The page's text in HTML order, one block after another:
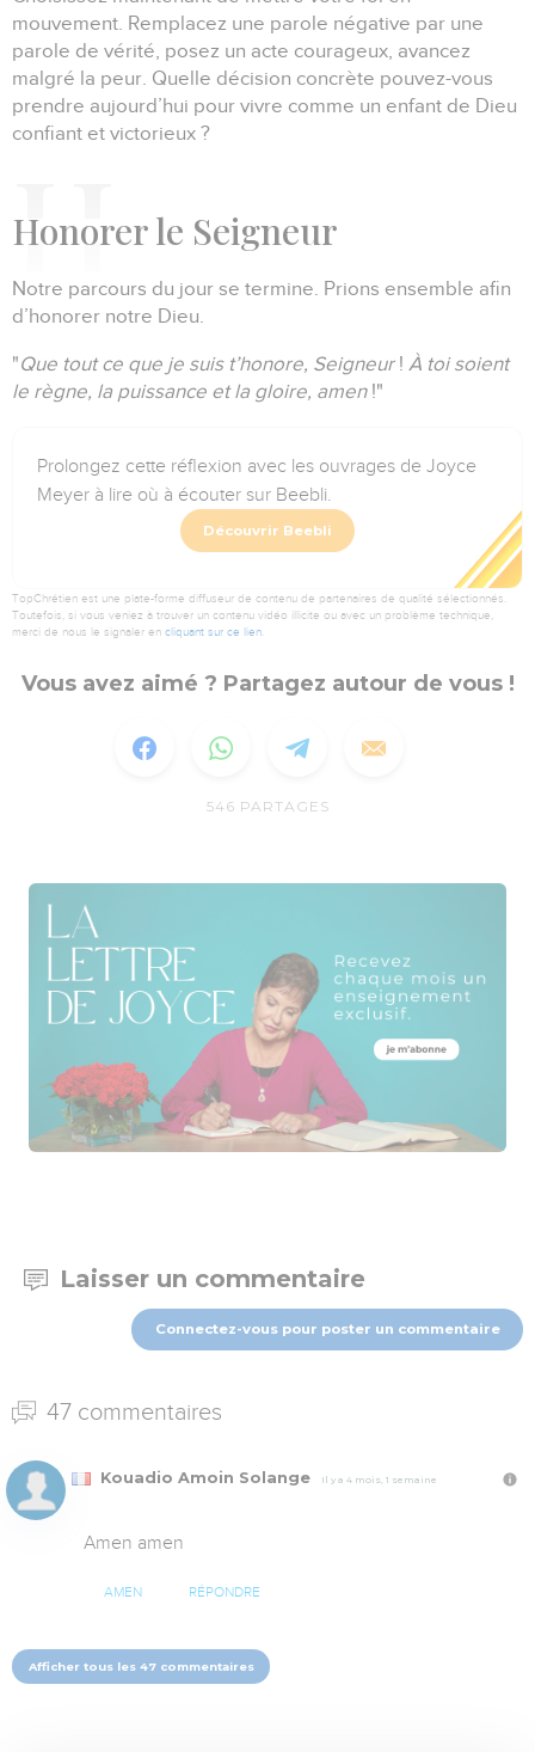
mouvement. Remplacez une parole négative par une
parole de vérité, posez un acte courageux, avancez
malgré la peur. Quelle décision concrète pouvez-vous
prendre aujourd’hui pour vivre comme un enfant de Dieu
confiant et victorieux ?
Honorer le Seigneur
Notre parcours du jour se termine. Prions ensemble afin
d’honorer notre Dieu.
"Que tout ce que je suis t’honore, Seigneur ! À toi soient
le règne, la puissance et la gloire, amen !"
Prolongez cette réflexion avec les ouvrages de Joyce
Meyer à lire où à écouter sur Beebli.
Découvrir Beebli
TopChrétien est une plate-forme diffuseur de contenu de partenaires de qualité sélectionnés.
Toutefois, si vous veniez à trouver un contenu vidéo illicite ou avec un problème technique,
merci de nous le signaler en cliquant sur ce lien
Vous avez aimé ? Partagez autour de vous !
546 PARTAGES
Laisser un commentaire
Connectez-vous pour poster un commentaire
47 commentaires
Kouadio Amoin Solange Il y a 4 mois, 1 semaine
Amen amen
AMEN RÉPONDRE
Afficher tous les 47 commentaires